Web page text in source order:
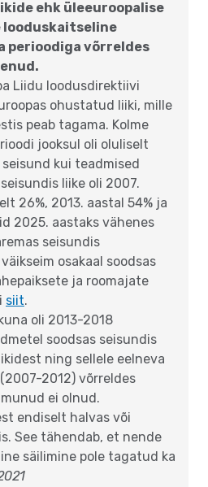
ehk üleeuroopalise
perioodiga võrreldes
Liidu loodusdirektiivi
ohustatud liiki, mille
peab tagama. Kolme
jooksul oli oluliselt
kui teadmised
liike oli 2007.
26%, 2013. aastal 54% ja
2025. aastaks vähenes
seisundis
osakaal soodsas
ja roomajate
siit.
oli 2013-2018
soodsas seisundis
ning sellele eelneva
2012) võrreldes
ei olnud.
endiselt halvas või
See tähendab, et nende
säilimine pole tagatud ka